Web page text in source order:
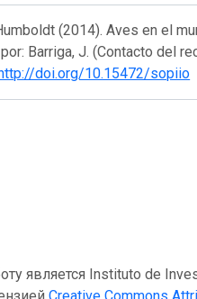
(2014). Aves en el
Barriga, J. (Contacto del
http://doi.org/10.15472/sopiio
является Instituto de